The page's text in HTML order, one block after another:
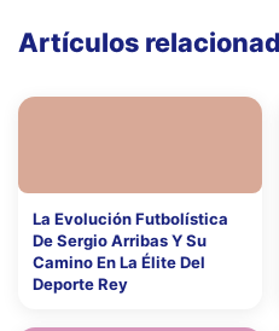
Artículos
La Evolución Futbolística
De Sergio Arribas Y Su
Camino En La Élite Del
Deporte Rey